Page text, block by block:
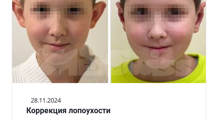
28.11.2024
Коррекция лопоухости